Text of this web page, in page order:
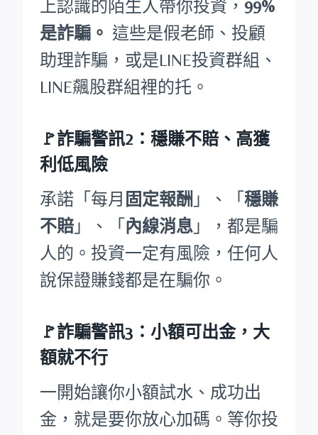
上認識的陌生人帶你投資， 99%
是詐騙。 這些是假老師、投顧
助理詐騙，或是LINE投資群組、
LINE飆股群組裡的托。
🚩詐騙警訊2：穩賺不賠、高獲
利低風險
承諾「每月 固定報酬 」、「 穩賺
不賠 」、「 內線消息 」，都是騙
人的。投資一定有風險，任何人
說保證賺錢都是在騙你。
🚩詐騙警訊3：小額可出金，大
額就不行
一開始讓你小額試水、成功出
金，就是要你放心加碼。等你投